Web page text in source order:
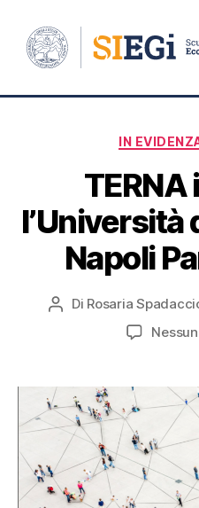
Giorno: 14
IN
l’Università
Napoli
Di Rosaria